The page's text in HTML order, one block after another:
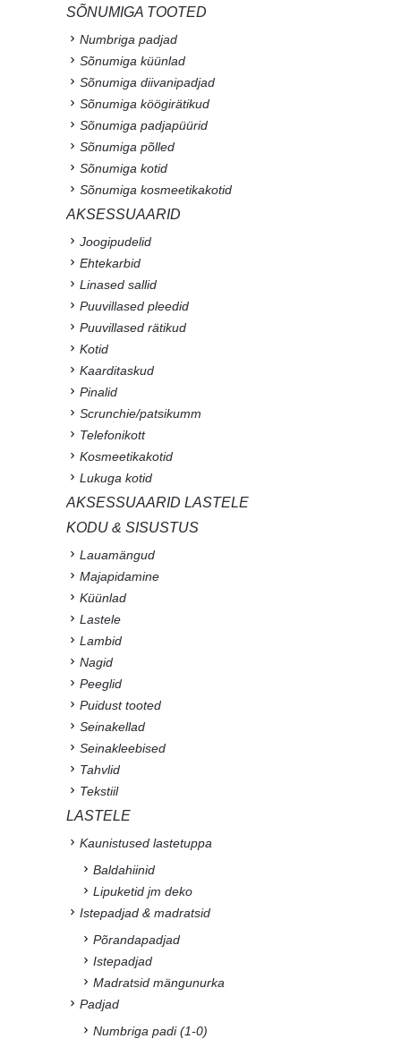
SÕNUMIGA TOOTED
Numbriga padjad
Sõnumiga küünlad
Sõnumiga diivanipadjad
Sõnumiga köögirätikud
Sõnumiga padjapüürid
Sõnumiga põlled
Sõnumiga kotid
Sõnumiga kosmeetikakotid
AKSESSUAARID
Joogipudelid
Ehtekarbid
Linased sallid
Puuvillased pleedid
Puuvillased rätikud
Kotid
Kaarditaskud
Pinalid
Scrunchie/patsikumm
Telefonikott
Kosmeetikakotid
Lukuga kotid
AKSESSUAARID LASTELE
KODU & SISUSTUS
Lauamängud
Majapidamine
Küünlad
Lastele
Lambid
Nagid
Peeglid
Puidust tooted
Seinakellad
Seinakleebised
Tahvlid
Tekstiil
LASTELE
Kaunistused lastetuppa
Baldahiinid
Lipuketid jm deko
Istepadjad & madratsid
Põrandapadjad
Istepadjad
Madratsid mängunurka
Padjad
Numbriga padi (1-0)